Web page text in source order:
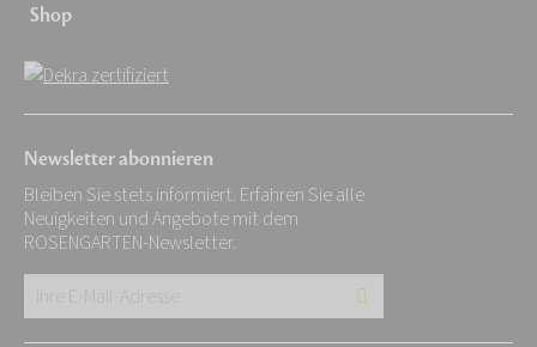
Shop
Newsletter abonnieren
Bleiben Sie stets informiert. Erfahren Sie alle
Neuigkeiten und Angebote mit dem
ROSENGARTEN-Newsletter.
E-